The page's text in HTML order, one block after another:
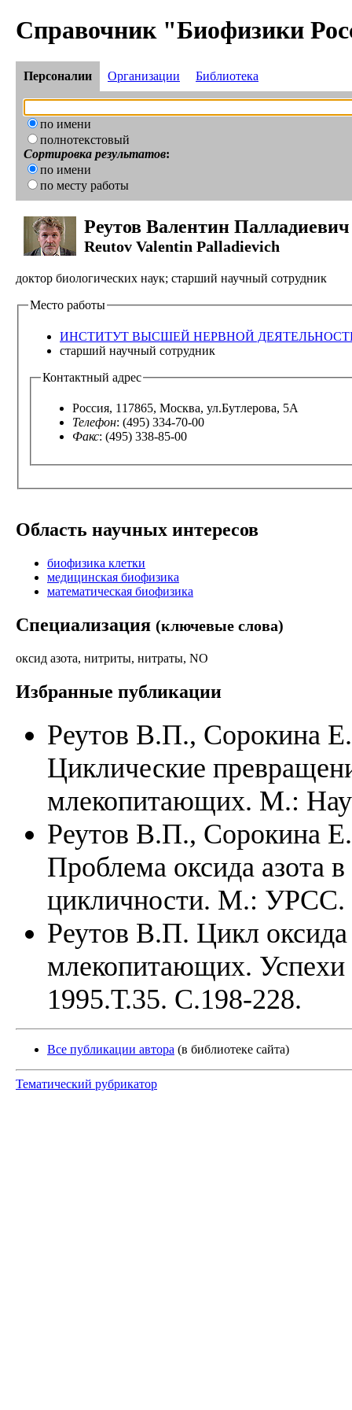
Справочник "Биофизики
Персоналии Организации Библиотека
по имени
полнотекстовый
Сортировка результатов:
по имени
по месту работы
Реутов Валентин Палладиевич
Reutov Valentin Palladievich
доктор биологических наук; старший научный сотрудник
Место работы
ИНСТИТУТ ВЫСШЕЙ НЕРВНОЙ
старший научный сотрудник
Контактный адрес
Россия, 117865, Москва, ул.Бутлерова, 5А
Телефон: (495) 334-70-00
Факс: (495) 338-85-00
Область научных интересов
биофизика клетки
медицинская биофизика
математическая биофизика
Специализация (ключевые слова)
оксид азота, нитриты, нитраты, NO
Избранные публикации
Реутов В.П., Сорокина
Циклические
млекопитающих. М.:
Реутов В.П., Сорокина
Проблема оксида азота
цикличности. М.: УРСС.
Реутов В.П. Цикл оксида
млекопитающих.
1995.Т.35. С.198-228.
Все публикации автора (в библиотеке сайта)
Тематический рубрикатор